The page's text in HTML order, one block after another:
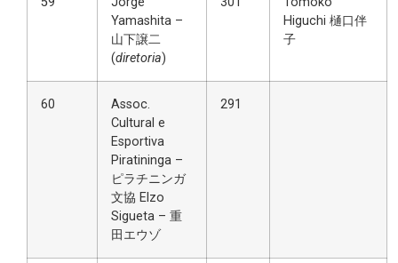
Yamashita –
山下譲二
(diretoria)
Higuchi 樋口伴
子
60
Assoc.
Cultural e
Esportiva
Piratininga –
ピラチニンガ
文協 Elzo
Sigueta – 重
田エウゾ
291